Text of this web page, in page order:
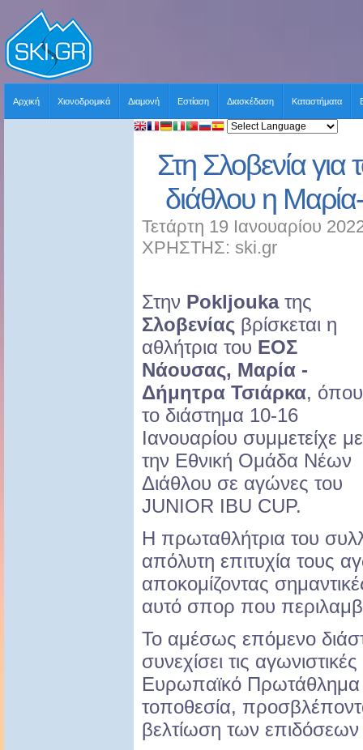
Αρχική Χιονοδρομικά Διαμονή Εστίαση Διασκέδαση Καταστήματα
Στη Σλοβενία
διάθλου η
Τετάρτη 19 Ιανουαρίου
ΧΡΗΣΤΗΣ: ski.gr
Στην Pokljouka της
Σλοβενίας βρίσκεται η
αθλήτρια του ΕΟΣ
Νάουσας, Μαρία -
Δήμητρα Τσιάρκα, όπου
το διάστημα 10-16
Ιανουαρίου συμμετείχε με
την Εθνική Ομάδα Νέων
Διάθλου σε αγώνες του
JUNIOR IBU CUP.
Η πρωταθλήτρια του
απόλυτη επιτυχία τους
αποκομίζοντας
αυτό σπορ που
Το αμέσως επόμενο
συνεχίσει τις
Ευρωπαϊκό Πρωτάθλημα
τοποθεσία,
βελτίωση των επιδόσεων